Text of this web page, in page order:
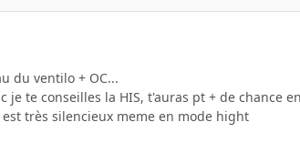
du ventilo + OC...
je te conseilles la HIS, t'auras pt + de chance
très silencieux meme en mode hight